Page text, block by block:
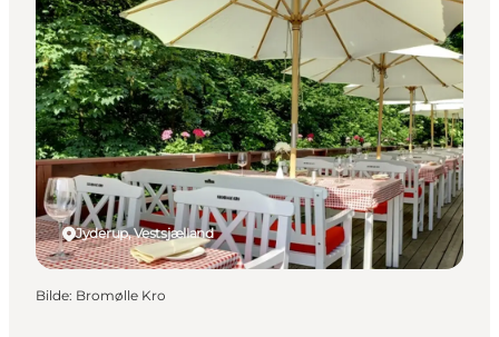
Jyderup, Vestsjælland
Bilde: Bromølle Kro